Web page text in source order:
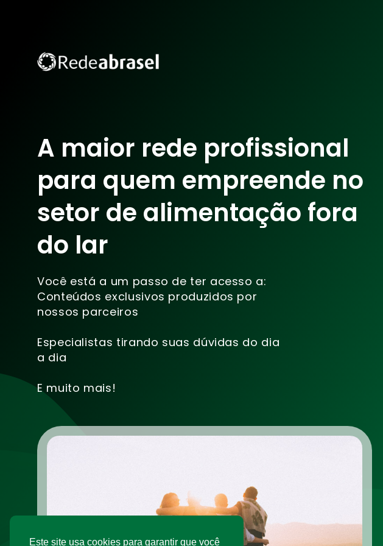
Este site usa cookies para garantir que você
A maior rede profissional
para quem empreende no
setor de alimentação fora
do lar
Você está a um passo de ter acesso a:
Conteúdos exclusivos produzidos por
nossos parceiros
Especialistas tirando suas dúvidas do dia
a dia
E muito mais!